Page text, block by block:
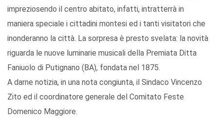
impreziosendo il centro abitato, infatti, intratterrà in
maniera speciale i cittadini montesi ed i tanti visitatori che
inonderanno la città. La sorpresa è presto svelata: la novità
riguarda le nuove luminarie musicali della Premiata Ditta
Faniuolo di Putignano (BA), fondata nel 1875.
A darne notizia, in una nota congiunta, il Sindaco Vincenzo
Zito ed il coordinatore generale del Comitato Feste
Domenico Maggiore.